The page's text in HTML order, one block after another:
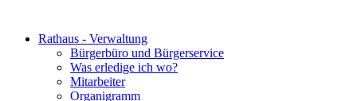
Rathaus - Verwaltung
Bürgerbüro und Bürgerservice
Was erledige ich wo?
Mitarbeiter
Organigramm